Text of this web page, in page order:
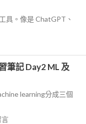
具。像是 ChatGPT、
筆記 Day2 ML 及
learning分成三個
言